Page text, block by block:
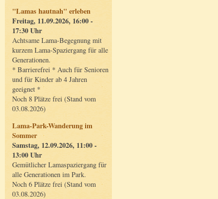
"Lamas hautnah" erleben
Freitag, 11.09.2026, 16:00 -
17:30 Uhr
Achtsame Lama-Begegnung mit
kurzem Lama-Spaziergang für alle
Generationen.
* Barrierefrei * Auch für Senioren
und für Kinder ab 4 Jahren
geeignet *
Noch 8 Plätze frei (Stand vom
03.08.2026)
Lama-Park-Wanderung im
Sommer
Samstag, 12.09.2026, 11:00 -
13:00 Uhr
Gemütlicher Lamaspaziergang für
alle Generationen im Park.
Noch 6 Plätze frei (Stand vom
03.08.2026)